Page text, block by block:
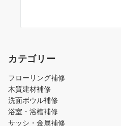
カテゴリー
フローリング補修
木質建材補修
洗面ボウル補修
浴室・浴槽補修
サッシ・金属補修